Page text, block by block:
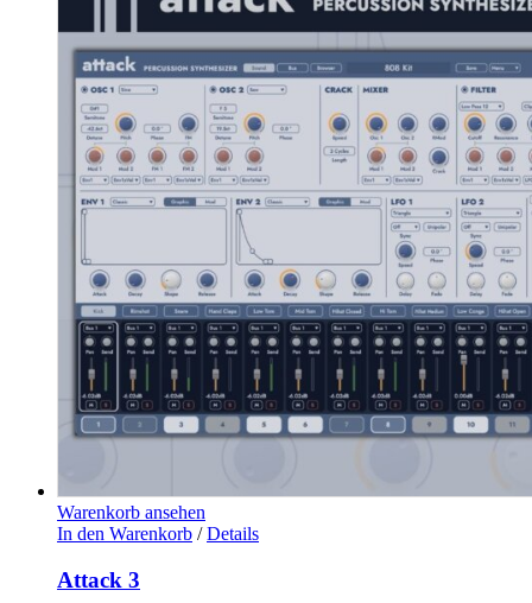
Warenkorb ansehen
In den Warenkorb / Details
Attack 3